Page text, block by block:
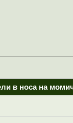
в носа на